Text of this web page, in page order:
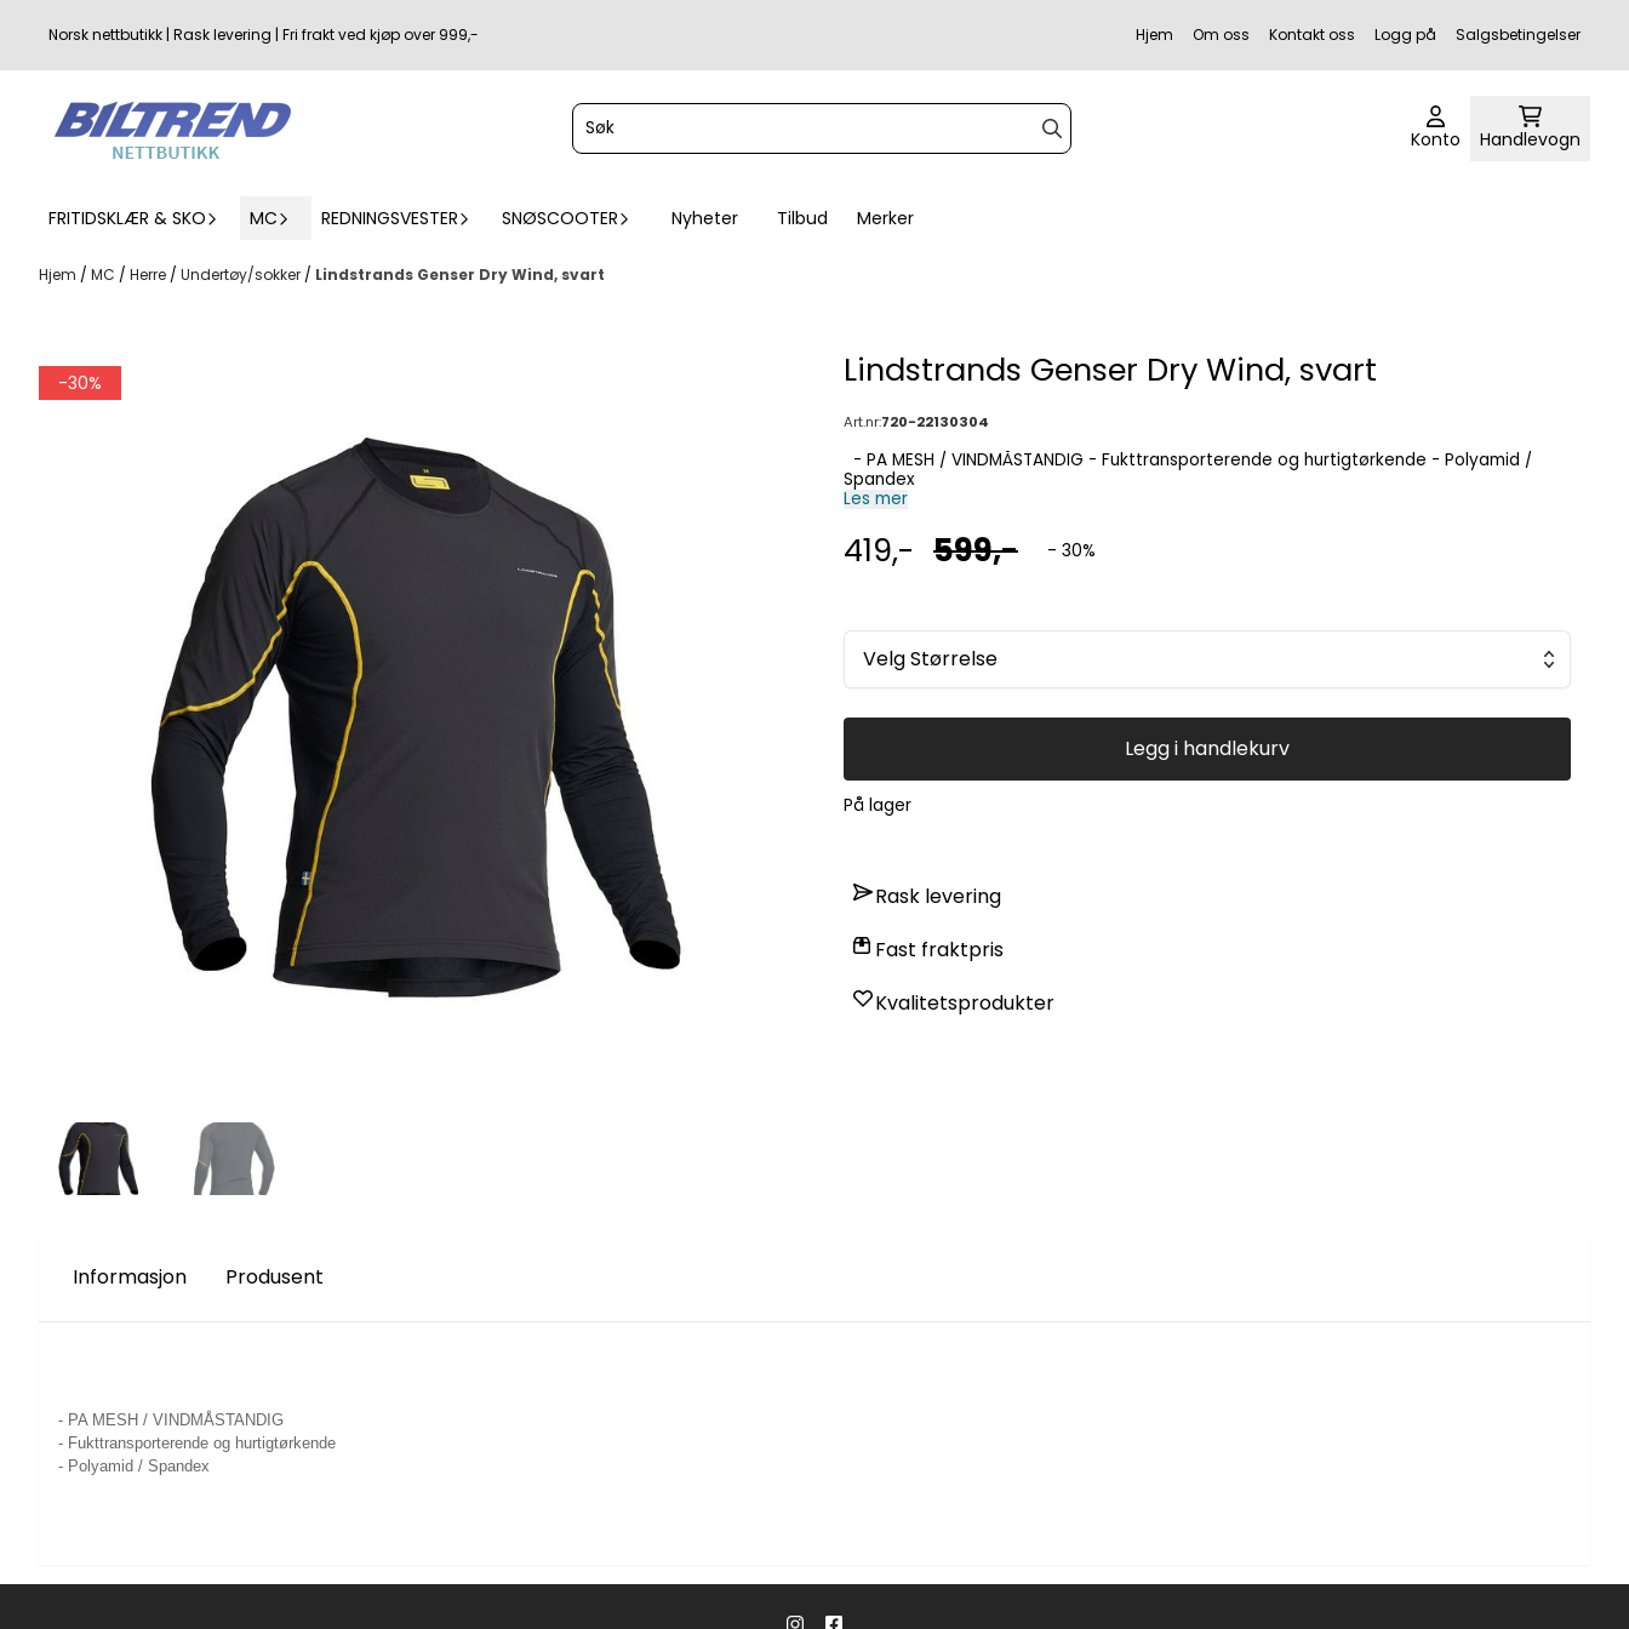
Hopp til innhold
Norsk nettbutikk | Rask levering | Fri frakt ved kjøp over 999,- Hjem Om oss Kontakt oss Logg på Salgsbetingelser
Konto Handlevogn
FRITIDSKLÆR & SKO MC REDNINGSVESTER SNØSCOOTER Nyheter Tilbud Merker
Hjem / MC / Herre / Undertøy/sokker / Lindstrands Genser Dry Wind, svart
-30% Lindstrands Genser Dry Wind, svart
Art.nr:720-22130304
Spandex
Les mer
419,- 599,- - 30%
Velg Størrelse
Legg i handlekurv
På lager
Rask levering
Fast fraktpris
Kvalitetsprodukter
Informasjon Produsent
- PA MESH / VINDMÅSTANDIG
- Fukttransporterende og hurtigtørkende
- Polyamid / Spandex